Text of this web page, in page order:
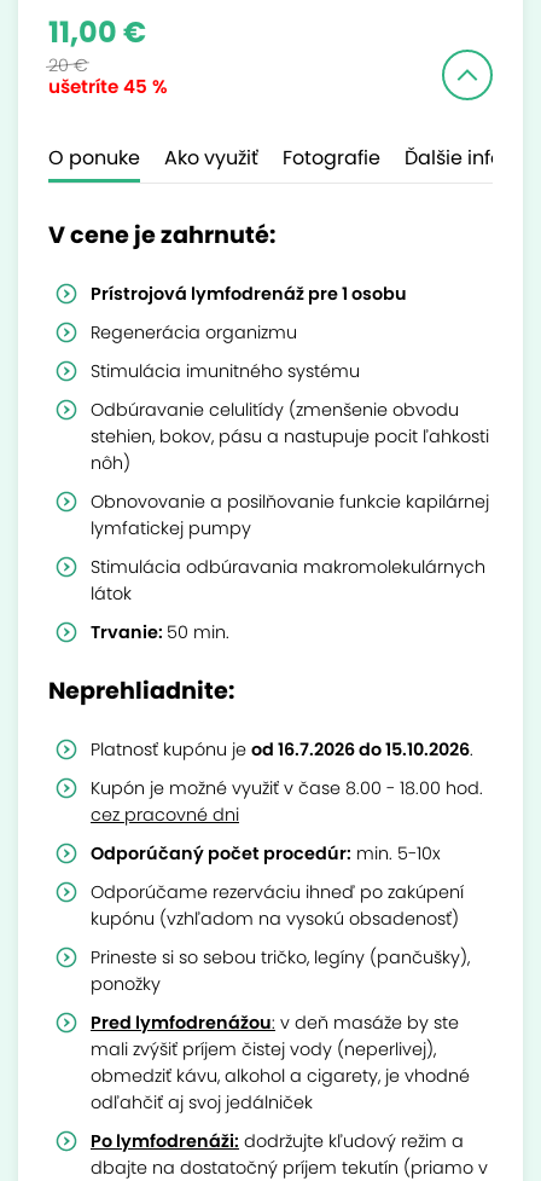
ušetríte45 %
11,00 €
20 €
O ponuke Ako využiť Fotografie Ďalšie
V cene je zahrnuté:
Prístrojová lymfodrenáž pre 1 osobu
Regenerácia organizmu
Stimulácia imunitného systému
Odbúravanie celulitídy (zmenšenie obvodu
stehien, bokov, pásu a nastupuje pocit ľahkosti
nôh)
Obnovovanie a posilňovanie funkcie kapilárnej
lymfatickej pumpy
Stimulácia odbúravania makromolekulárnych
látok
Trvanie: 50 min.
Neprehliadnite:
Platnosť kupónu je od 16.7.2026 do 15.10.2026.
​​​​​​Kupón je možné využiť v čase 8.00 - 18.00 hod.
cez pracovné dni
Odporúčaný počet procedúr: min. 5-10x
Odporúčame rezerváciu ihneď po zakúpení
kupónu (vzhľadom na vysokú obsadenosť)
Prineste si so sebou tričko, legíny (pančušky),
ponožky
Pred lymfodrenážou: v deň masáže by ste
mali zvýšiť príjem čistej vody (neperlivej),
obmedziť kávu, alkohol a cigarety, je vhodné
odľahčiť aj svoj jedálniček
Po lymfodrenáži: dodržujte kľudový režim a
dbajte na dostatočný príjem tekutín (priamo v